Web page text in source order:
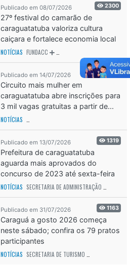
Publicado em 08/07/2026 2300
27º festival do camarão de
caraguatatuba valoriza cultura
caiçara e fortalece economia local
NOTÍCIAS FUNDACC
Publicado em 14/07/2026 2242
Circuito mais mulher em
caraguatatuba abre inscrições para
3 mil vagas gratuitas a partir de...
NOTÍCIAS
Publicado em 13/07/2026 1319
Prefeitura de caraguatatuba
aguarda mais aprovados do
concurso de 2023 até sexta-feira
(17)
NOTÍCIAS SECRETARIA DE ADMINISTRAÇÃO
Publicado em 31/07/2026 1163
Caraguá a gosto 2026 começa
neste sábado; confira os 79 pratos
participantes
NOTÍCIAS SECRETARIA DE TURISMO